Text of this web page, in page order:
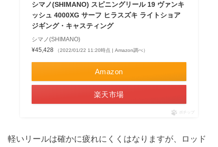
シマノ(SHIMANO) スピニングリール 19 ヴァンキ
ッシュ 4000XG サーフ ヒラスズキ ライトショア
ジギング・キャスティング
シマノ(SHIMANO)
¥45,428
（2022/01/22 11:20時点 | Amazon調べ）
Amazon
楽天市場
ポチップ
軽いリールは確かに疲れにくくはなりますが、ロッド